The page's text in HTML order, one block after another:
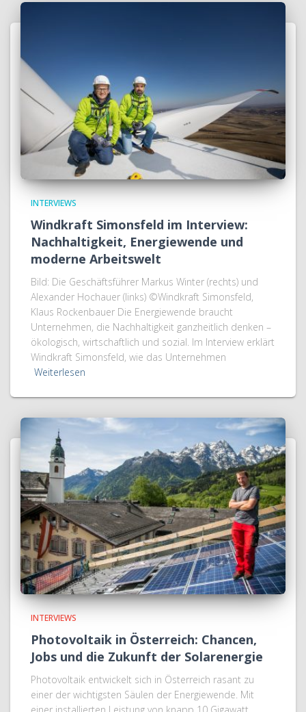
INTERVIEWS
Windkraft Simonsfeld im Interview:
Nachhaltigkeit, Energiewende und
moderne Arbeitswelt
Bild: Die Geschäftsführer Markus Winter (rechts) und
Alexander Hochauer (links) ©Windkraft Simonsfeld,
Klaus Rockenbauer Die Energiewende braucht
Unternehmen, die Nachhaltigkeit ganzheitlich denken –
ökologisch, wirtschaftlich und sozial. Im Interview erklärt
Windkraft Simonsfeld, wie das Unternehmen
Weiterlesen
INTERVIEWS
Photovoltaik in Österreich: Chancen,
Jobs und die Zukunft der Solarenergie
Photovoltaik entwickelt sich in Österreich rasant zu
einer der wichtigsten Säulen der Energiewende. Mit